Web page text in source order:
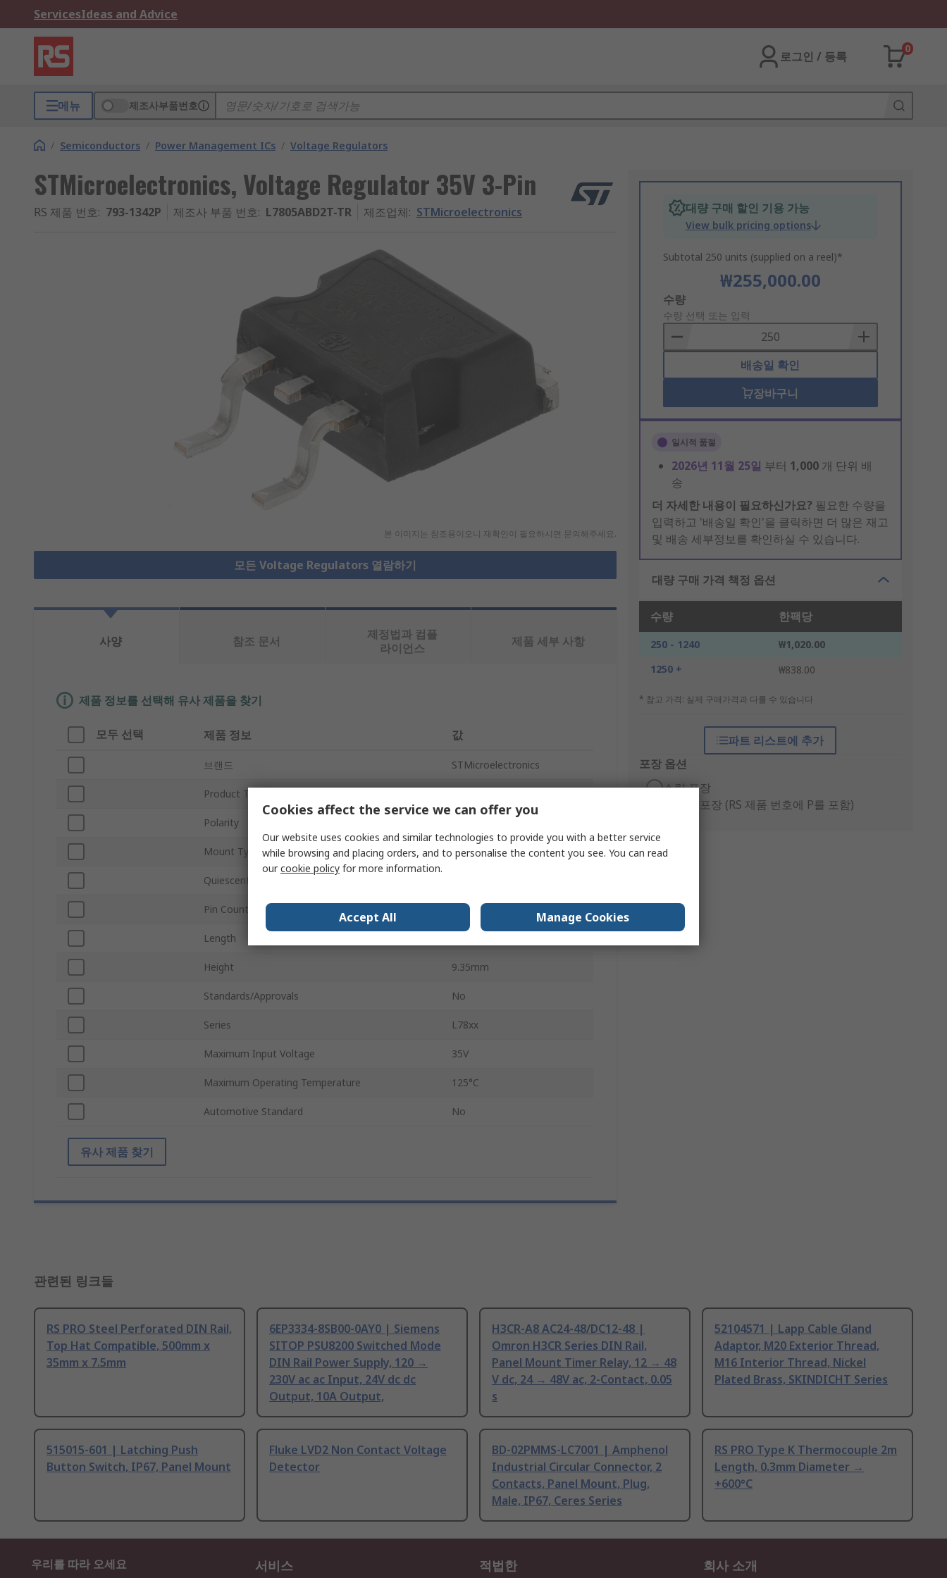
ServicesIdeas and Advice
로그인 / 등록
0
메뉴 제조사부품번호
/ Semiconductors / Power Management ICs / Voltage Regulators
STMicroelectronics, Voltage Regulator 35V 3-Pin
RS 제품 번호: 793-1342P 제조사 부품 번호: L7805ABD2T-TR 제조업체: STMicroelectronics
본 이미지는 참조용이오니 재확인이 필요하시면 문의해주세요.
모든 Voltage Regulators 열람하기
대량 구매 할인 기용 가능
View bulk pricing options
Subtotal 250 units (supplied on a reel)*
₩255,000.00
Add
to
Basket
수량
수량 선택 또는 입력
배송일 확인
장바구니
일시적 품절
2026년 11월 25일 부터 1,000 개 단위 배
송
더 자세한 내용이 필요하신가요? 필요한 수량을
입력하고 '배송일 확인'을 클릭하면 더 많은 재고
및 배송 세부정보를 확인하실 수 있습니다.
대량 구매 가격 책정 옵션
수량 한팩당
250 - 1240
₩1,020.00
1250 +
₩838.00
* 참고 가격: 실제 구매가격과 다를 수 있습니다
파트 리스트에 추가
포장 옵션
소량 포장
생산용 포장 (RS 제품 번호에 P를 포함)
사양 참조 문서
제정법과 컴플
라이언스
제품 세부 사항
제품 정보를 선택해 유사 제품을 찾기
모두 선택 제품 정보 값
브랜드 STMicroelectronics
Product Type
Polarity
Mount Type Through Hole
Quiescent Current
Pin Count
Length
Height 9.35mm
Standards/Approvals No
Series L78xx
Maximum Input Voltage 35V
Maximum Operating Temperature 125°C
Automotive Standard No
유사 제품 찾기
관련된 링크들
RS PRO Steel Perforated DIN Rail,
Top Hat Compatible, 500mm x
35mm x 7.5mm
6EP3334-8SB00-0AY0 | Siemens
SITOP PSU8200 Switched Mode
DIN Rail Power Supply, 120 →
230V ac ac Input, 24V dc dc
Output, 10A Output,
H3CR-A8 AC24-48/DC12-48 |
Omron H3CR Series DIN Rail,
Panel Mount Timer Relay, 12 → 48
V dc, 24 → 48V ac, 2-Contact, 0.05
s
52104571 | Lapp Cable Gland
Adaptor, M20 Exterior Thread,
M16 Interior Thread, Nickel
Plated Brass, SKINDICHT Series
515015-601 | Latching Push
Button Switch, IP67, Panel Mount
Fluke LVD2 Non Contact Voltage
Detector
BD-02PMMS-LC7001 | Amphenol
Industrial Circular Connector, 2
Contacts, Panel Mount, Plug,
Male, IP67, Ceres Series
RS PRO Type K Thermocouple 2m
Length, 0.3mm Diameter →
+600°C
우리를 따라 오세요 서비스 적법한 회사 소개
Cookies affect the service we can offer you
Our website uses cookies and similar technologies to provide you with a better service
while browsing and placing orders, and to personalise the content you see. You can read
ourcookie policy for more information.
Accept All Manage Cookies